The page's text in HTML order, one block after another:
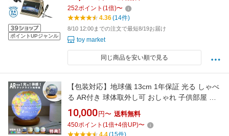
ポイントUPジャンル
252ポイント (1倍)〜
4.36(14件)
8/10 12:00までの注文で最短8/19お届け
toy market
同じ商品を安い順で見る
【包装対応】地球儀 13cm 1年保証 光る しゃべ
る AR付き 球体取外し可 おしゃれ 子供部屋 イ
ンテリア 知育玩具 子供 孫 誕生日 ハロウィン
子ども プレゼント 消灯時は地勢図 点灯時は行
政図 Fun Globe 軸無し bekvam クリスマス
10,000 円〜 送料無料
450ポイント (1倍+4倍UP)〜